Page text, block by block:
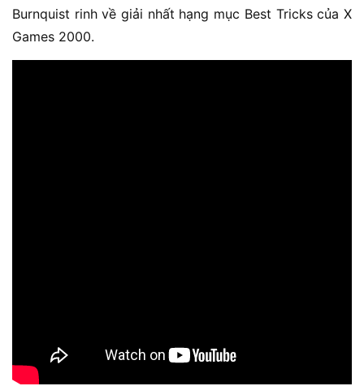
Burnquist rinh về giải nhất hạng mục Best Tricks của X
Games 2000.